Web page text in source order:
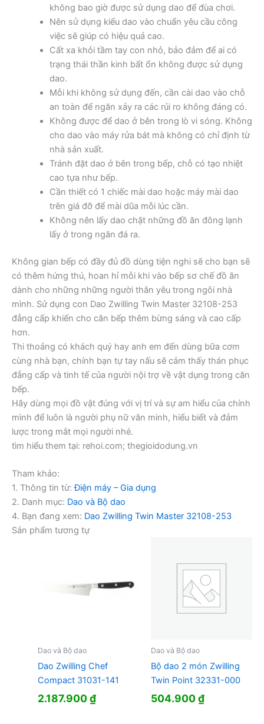
không bao giờ được sử dụng dao để đùa chơi.
Nên sử dụng kiểu dao vào chuẩn yêu cầu công
việc sẽ giúp có hiệu quả cao.
Cất xa khỏi tầm tay con nhỏ, bảo đảm để ai có
trạng thái thần kinh bất ổn không được sử dụng
dao.
Mỗi khi không sử dụng đến, cần cài dao vào chỗ
an toàn để ngăn xảy ra các rủi ro không đáng có.
Không được để dao ở bên trong lò vi sóng. Không
cho dao vào máy rửa bát mà không có chỉ định từ
nhà sản xuất.
Tránh đặt dao ở bên trong bếp, chỗ có tạo nhiệt
cao tựa như bếp.
Cần thiết có 1 chiếc mài dao hoặc máy mài dao
trên giá đỡ để mài dũa mỗi lúc cần.
Không nên lấy dao chặt những đồ ăn đông lạnh
lấy ở trong ngăn đá ra.
Không gian bếp có đầy đủ đồ dùng tiện nghi sẽ cho bạn sẽ
có thêm hứng thú, hoan hỉ mỗi khi vào bếp sơ chế đồ ăn
dành cho những những người thân yêu trong ngôi nhà
mình. Sử dụng con Dao Zwilling Twin Master 32108-253
đẳng cấp khiến cho căn bếp thêm bừng sáng và cao cấp
hơn.
Thi thoảng có khách quý hay anh em đến dùng bữa cơm
cùng nhà bạn, chính bạn tự tay nấu sẽ cảm thấy thán phục
đẳng cấp và tinh tế của người nội trợ về vật dụng trong căn
bếp.
Hãy dùng mọi đồ vật đúng với vị trí và sự am hiểu của chính
mình để luôn là người phụ nữ văn minh, hiểu biết và đảm
lược trong mắt mọi người nhé.
tìm hiểu them tại: rehoi.com; thegioidodung.vn
Tham khảo:
1. Thông tin từ:Điện máy – Gia dụng
2. Danh mục: Dao và Bộ dao
4. Bạn đang xem: Dao Zwilling Twin Master 32108-253
Sản phẩm tương tự
Dao và Bộ dao
Dao Zwilling Chef
Compact 31031-141
2.187.900₫
Dao và Bộ dao
Bộ dao 2 món Zwilling
Twin Point 32331-000
504.900₫